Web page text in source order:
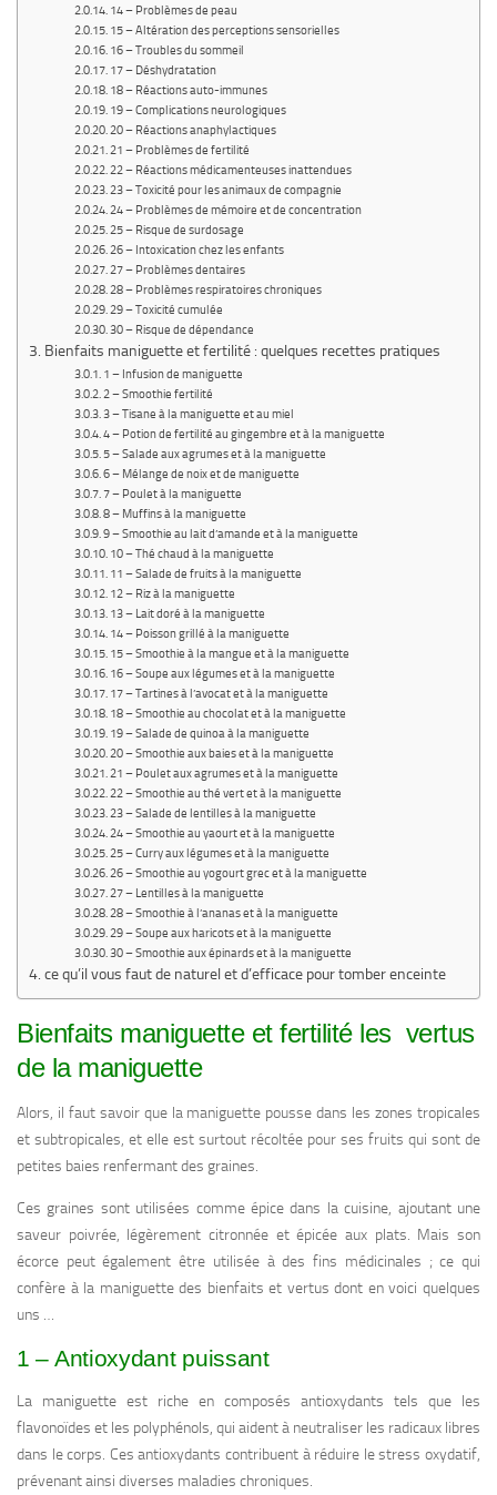
14 – Problèmes de peau
15 – Altération des perceptions sensorielles
16 – Troubles du sommeil
17 – Déshydratation
18 – Réactions auto-immunes
19 – Complications neurologiques
20 – Réactions anaphylactiques
21 – Problèmes de fertilité
22 – Réactions médicamenteuses inattendues
23 – Toxicité pour les animaux de compagnie
24 – Problèmes de mémoire et de concentration
25 – Risque de surdosage
26 – Intoxication chez les enfants
27 – Problèmes dentaires
28 – Problèmes respiratoires chroniques
29 – Toxicité cumulée
30 – Risque de dépendance
Bienfaits maniguette et fertilité : quelques recettes pratiques
1 – Infusion de maniguette
2 – Smoothie fertilité
3 – Tisane à la maniguette et au miel
4 – Potion de fertilité au gingembre et à la maniguette
5 – Salade aux agrumes et à la maniguette
6 – Mélange de noix et de maniguette
7 – Poulet à la maniguette
8 – Muffins à la maniguette
9 – Smoothie au lait d’amande et à la maniguette
10 – Thé chaud à la maniguette
11 – Salade de fruits à la maniguette
12 – Riz à la maniguette
13 – Lait doré à la maniguette
14 – Poisson grillé à la maniguette
15 – Smoothie à la mangue et à la maniguette
16 – Soupe aux légumes et à la maniguette
17 – Tartines à l’avocat et à la maniguette
18 – Smoothie au chocolat et à la maniguette
19 – Salade de quinoa à la maniguette
20 – Smoothie aux baies et à la maniguette
21 – Poulet aux agrumes et à la maniguette
22 – Smoothie au thé vert et à la maniguette
23 – Salade de lentilles à la maniguette
24 – Smoothie au yaourt et à la maniguette
25 – Curry aux légumes et à la maniguette
26 – Smoothie au yogourt grec et à la maniguette
27 – Lentilles à la maniguette
28 – Smoothie à l’ananas et à la maniguette
29 – Soupe aux haricots et à la maniguette
30 – Smoothie aux épinards et à la maniguette
ce qu’il vous faut de naturel et d’efficace pour tomber enceinte
Bienfaits maniguette et fertilité les vertus
de la maniguette
Alors, il faut savoir que la maniguette pousse dans les zones tropicales
et subtropicales, et elle est surtout récoltée pour ses fruits qui sont de
petites baies renfermant des graines.
Ces graines sont utilisées comme épice dans la cuisine, ajoutant une
saveur poivrée, légèrement citronnée et épicée aux plats. Mais son
écorce peut également être utilisée à des fins médicinales ; ce qui
confère à la maniguette des bienfaits et vertus dont en voici quelques
uns …
1 – Antioxydant puissant
La maniguette est riche en composés antioxydants tels que les
flavonoïdes et les polyphénols, qui aident à neutraliser les radicaux libres
dans le corps. Ces antioxydants contribuent à réduire le stress oxydatif,
prévenant ainsi diverses maladies chroniques.